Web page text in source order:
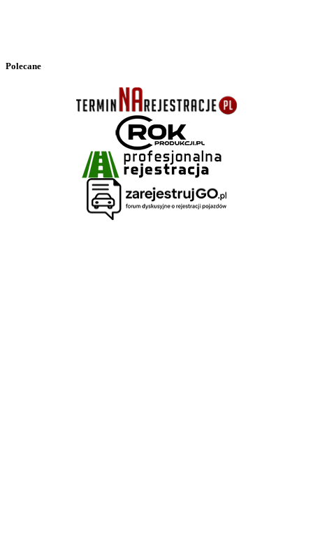
Polecane